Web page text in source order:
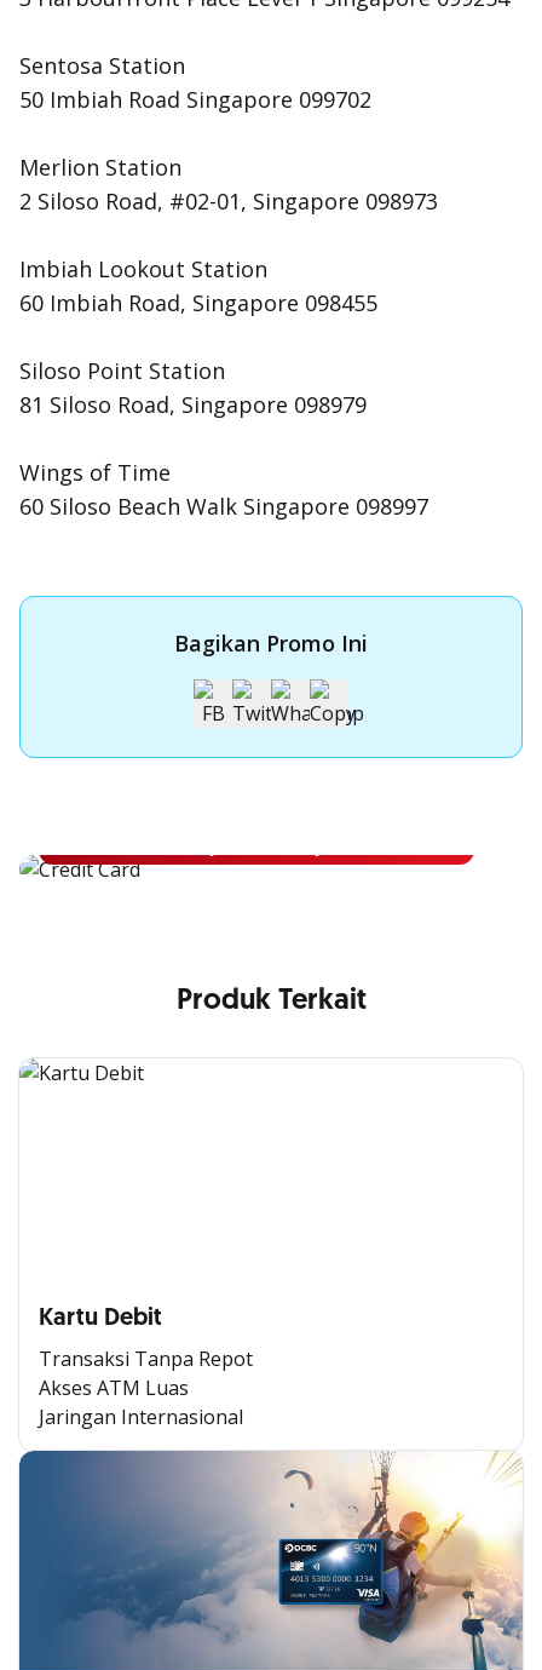
Sentosa Station
50 Imbiah Road Singapore 099702
Merlion Station
2 Siloso Road, #02-01, Singapore 098973
Imbiah Lookout Station
60 Imbiah Road, Singapore 098455
Siloso Point Station
81 Siloso Road, Singapore 098979
Wings of Time
60 Siloso Beach Walk Singapore 098997
Bagikan Promo Ini
Apply Kartu Kredit OCBC NISP
Produk Terkait
Kartu Debit
Transaksi Tanpa Repot
Akses ATM Luas
Jaringan Internasional